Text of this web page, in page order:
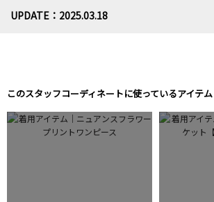
UPDATE：2025.03.18
このスタッフコーディネートに使っているアイテム